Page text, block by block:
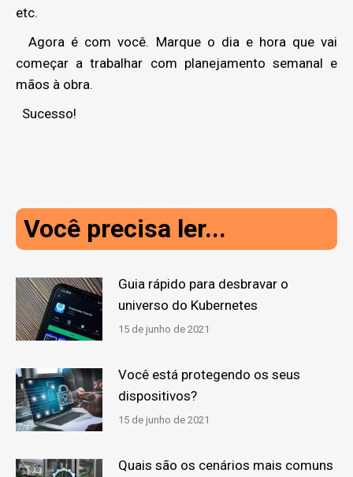
etc.
Agora é com você. Marque o dia e hora que vai
começar a trabalhar com planejamento semanal e
mãos à obra.
Sucesso!
Você precisa ler...
Guia rápido para desbravar o
universo do Kubernetes
15 de junho de 2021
Você está protegendo os seus
dispositivos?
15 de junho de 2021
Quais são os cenários mais comuns